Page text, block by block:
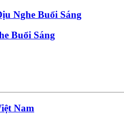
Buổi Sáng